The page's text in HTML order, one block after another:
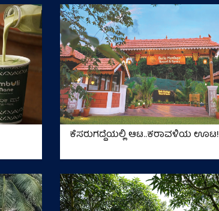
ಕೆಸರುಗದ್ದೆಯಲ್ಲಿ ಆಟ..ಕರಾವಳಿಯ ಊಟ!